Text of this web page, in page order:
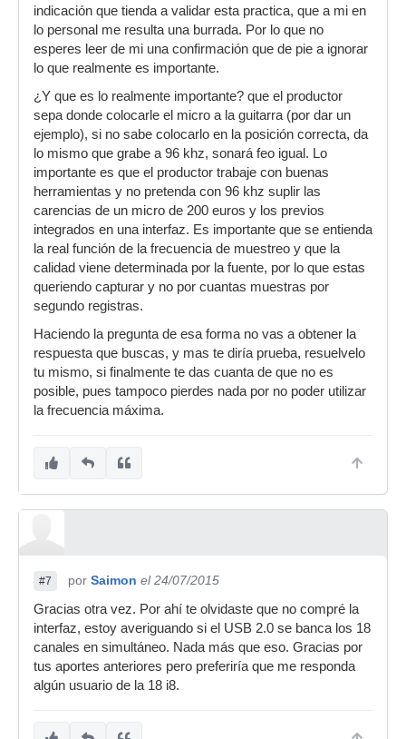
indicación que tienda a validar esta practica, que a mi en
lo personal me resulta una burrada. Por lo que no
esperes leer de mi una confirmación que de pie a ignorar
lo que realmente es importante.
¿Y que es lo realmente importante? que el productor
sepa donde colocarle el micro a la guitarra (por dar un
ejemplo), si no sabe colocarlo en la posición correcta, da
lo mismo que grabe a 96 khz, sonará feo igual. Lo
importante es que el productor trabaje con buenas
herramientas y no pretenda con 96 khz suplir las
carencias de un micro de 200 euros y los previos
integrados en una interfaz. Es importante que se entienda
la real función de la frecuencia de muestreo y que la
calidad viene determinada por la fuente, por lo que estas
queriendo capturar y no por cuantas muestras por
segundo registras.
Haciendo la pregunta de esa forma no vas a obtener la
respuesta que buscas, y mas te diría prueba, resuelvelo
tu mismo, si finalmente te das cuanta de que no es
posible, pues tampoco pierdes nada por no poder utilizar
la frecuencia máxima.
#7 por Saimon el 24/07/2015
Gracias otra vez. Por ahí te olvidaste que no compré la
interfaz, estoy averiguando si el USB 2.0 se banca los 18
canales en simultáneo. Nada más que eso. Gracias por
tus aportes anteriores pero preferiría que me responda
algún usuario de la 18 i8.